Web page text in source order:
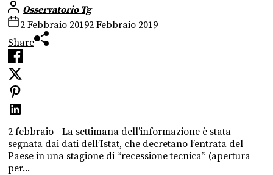
Osservatorio Tg
2 Febbraio 20192 Febbraio 2019
Share
2 febbraio - La settimana dell’informazione è stata
segnata dai dati dell’Istat, che decretano l’entrata del
Paese in una stagione di “recessione tecnica” (apertura
per...